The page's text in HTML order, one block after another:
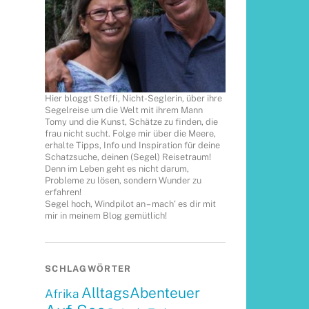
Hier bloggt Steffi, Nicht-Seglerin, über ihre
Segelreise um die Welt mit ihrem Mann
Tomy und die Kunst, Schätze zu finden, die
frau nicht sucht. Folge mir über die Meere,
erhalte Tipps, Info und Inspiration für deine
Schatzsuche, deinen (Segel) Reisetraum!
Denn im Leben geht es nicht darum,
Probleme zu lösen, sondern Wunder zu
erfahren!
Segel hoch, Windpilot an – mach‘ es dir mit
mir in meinem Blog gemütlich!
SCHLAGWÖRTER
Afrika AlltagsAbenteuer